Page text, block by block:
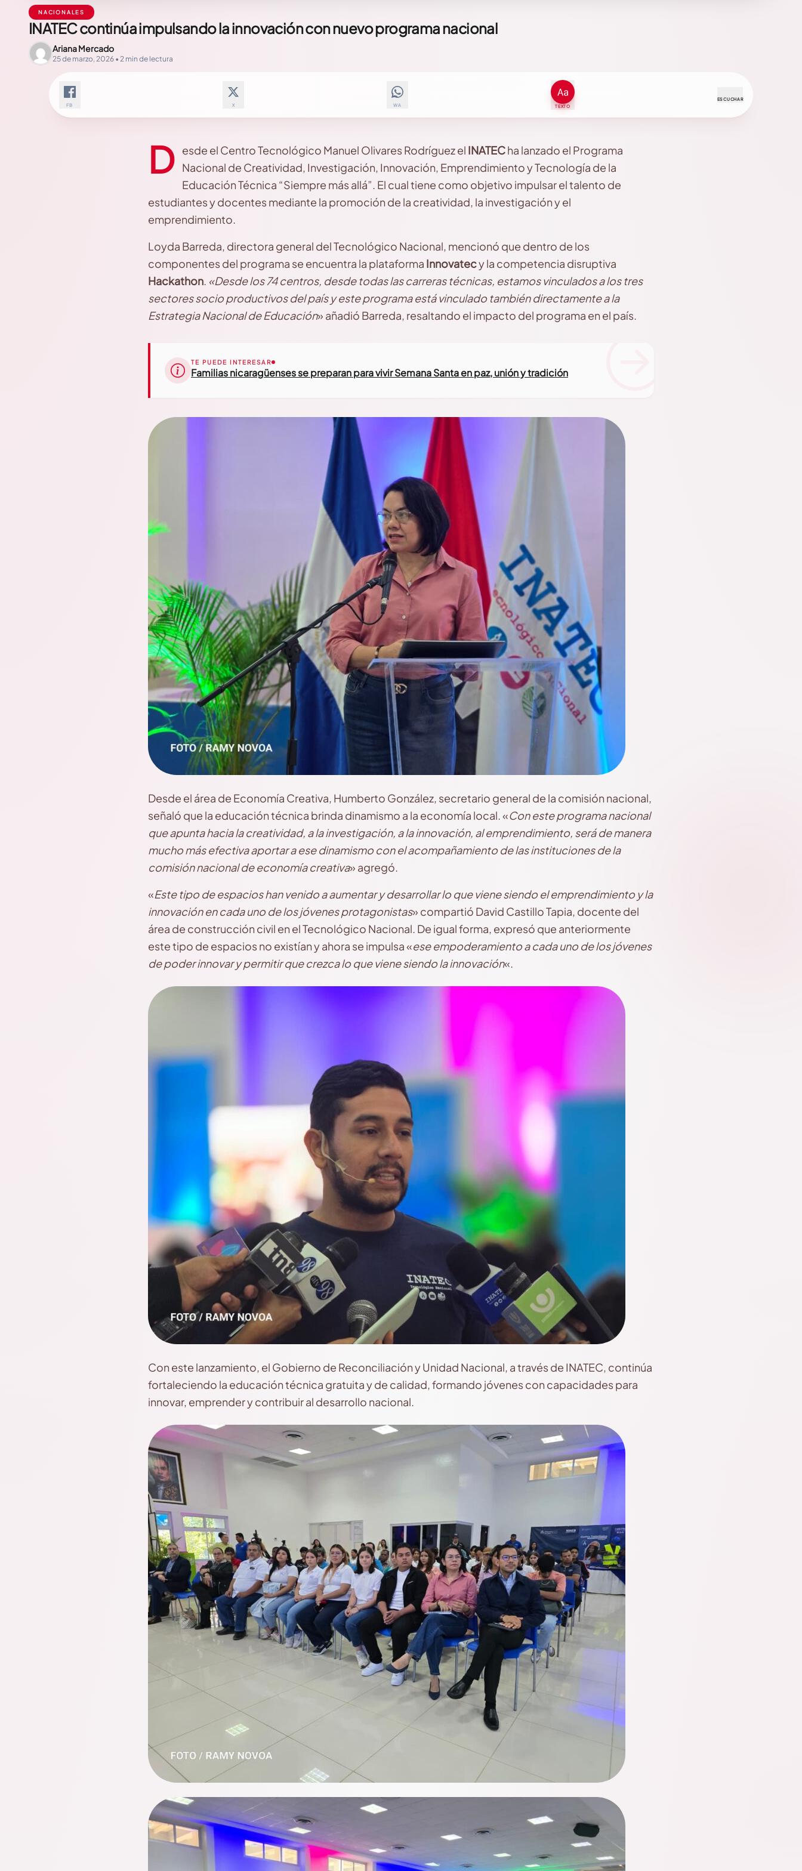
NACIONALES
INATEC continúa impulsando la innovación con nuevo programa nacional
Ariana Mercado
25 de marzo, 2026 • 2 min de lectura
FB X WA TEXTO
ESCUCHAR
D esde el Centro Tecnológico Manuel Olivares Rodríguez el INATECha lanzado el Programa
Nacional de Creatividad, Investigación, Innovación, Emprendimiento y Tecnología de la
Educación Técnica “Siempre más allá”. El cual tiene como objetivo impulsar el talento de
estudiantes y docentes mediante la promoción de la creatividad, la investigación y el
emprendimiento.
Loyda Barreda, directora general del Tecnológico Nacional, mencionó que dentro de los
componentes del programa se encuentra la plataforma Innovatecy la competencia disruptiva
Hackathon. «Desde los 74 centros, desde todas las carreras técnicas, estamos vinculados a los tres
sectores socio productivos del país y este programa está vinculado también directamente a la
Estrategia Nacional de Educación» añadió Barreda, resaltando el impacto del programa en el país.
TE PUEDE INTERESAR
Familias nicaragüenses se preparan para vivir Semana Santa en paz, unión y tradición
Desde el área de Economía Creativa, Humberto González, secretario general de la comisión nacional,
señaló que la educación técnica brinda dinamismo a la economía local. «Con este programa nacional
que apunta hacia la creatividad, a la investigación, a la innovación, al emprendimiento, será de manera
mucho más efectiva aportar a ese dinamismo con el acompañamiento de las instituciones de la
comisión nacional de economía creativa» agregó.
«Este tipo de espacios han venido a aumentar y desarrollar lo que viene siendo el emprendimiento y la
innovación en cada uno de los jóvenes protagonistas» compartió David Castillo Tapia, docente del
área de construcción civil en el Tecnológico Nacional. De igual forma, expresó que anteriormente
este tipo de espacios no existían y ahora se impulsa «ese empoderamiento a cada uno de los jóvenes
de poder innovar y permitir que crezca lo que viene siendo la innovación«.
Con este lanzamiento, el Gobierno de Reconciliación y Unidad Nacional, a través de INATEC, continúa
fortaleciendo la educación técnica gratuita y de calidad, formando jóvenes con capacidades para
innovar, emprender y contribuir al desarrollo nacional.